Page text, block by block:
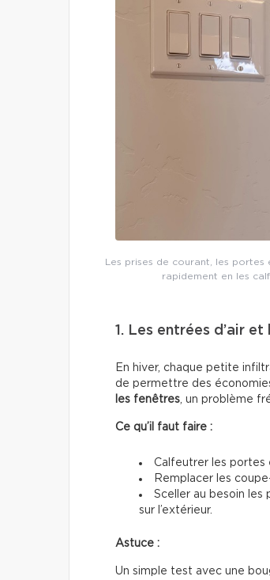
Les prises de courant, les portes
rapidement en les
1. Les entrées d’air
En hiver, chaque petite
de permettre des
les fenêtres, un problème
Ce qu’il faut faire :
Calfeutrer les portes
Remplacer les
Sceller au besoin les
sur l’extérieur.
Astuce :
Un simple test avec une